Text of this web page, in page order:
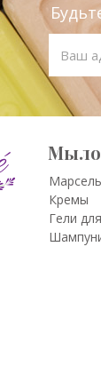
Мыло
Кремы
Гели